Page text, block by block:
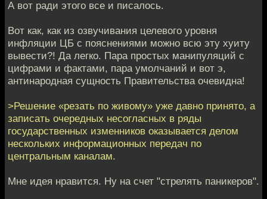
А вот ради этого все и писалось.
Вот как, как из озвучивания целевого уровня
инфляции ЦБ с пояснениями можно всю эту хуиту
вывести?! Да легко. Пара простых манипуляций с
цифрами и фактами, пара умолчаний и вот э,
антинародная сущность Правительства очевидна!
>Решение «резать по живому» уже давно принято, а
записать очередных несогласных в ряды
государственных изменников оказывается делом
нескольких информационных передач по
центральным каналам.
Мне идея нравится. Ну на счет "стрелять паникеров".